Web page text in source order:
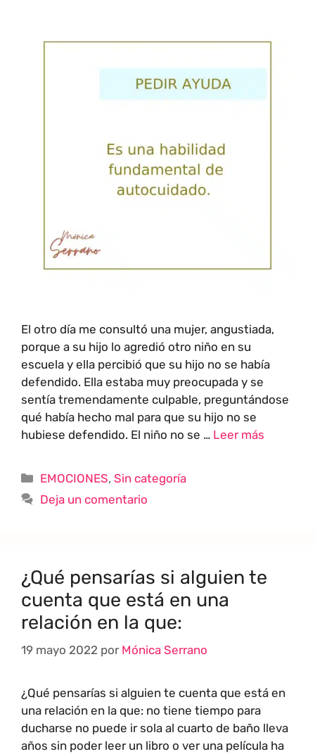
El otro día me consultó una mujer, angustiada,
porque a su hijo lo agredió otro niño en su
escuela y ella percibió que su hijo no se había
defendido. Ella estaba muy preocupada y se
sentía tremendamente culpable, preguntándose
qué había hecho mal para que su hijo no se
hubiese defendido. El niño no se … Leer más
EMOCIONES,Sin categoría
Deja un comentario
¿Qué pensarías si alguien te
cuenta que está en una
relación en la que:
19 mayo 2022 por Mónica Serrano
¿Qué pensarías si alguien te cuenta que está en
una relación en la que: no tiene tiempo para
ducharse no puede ir sola al cuarto de baño lleva
años sin poder leer un libro o ver una película ha